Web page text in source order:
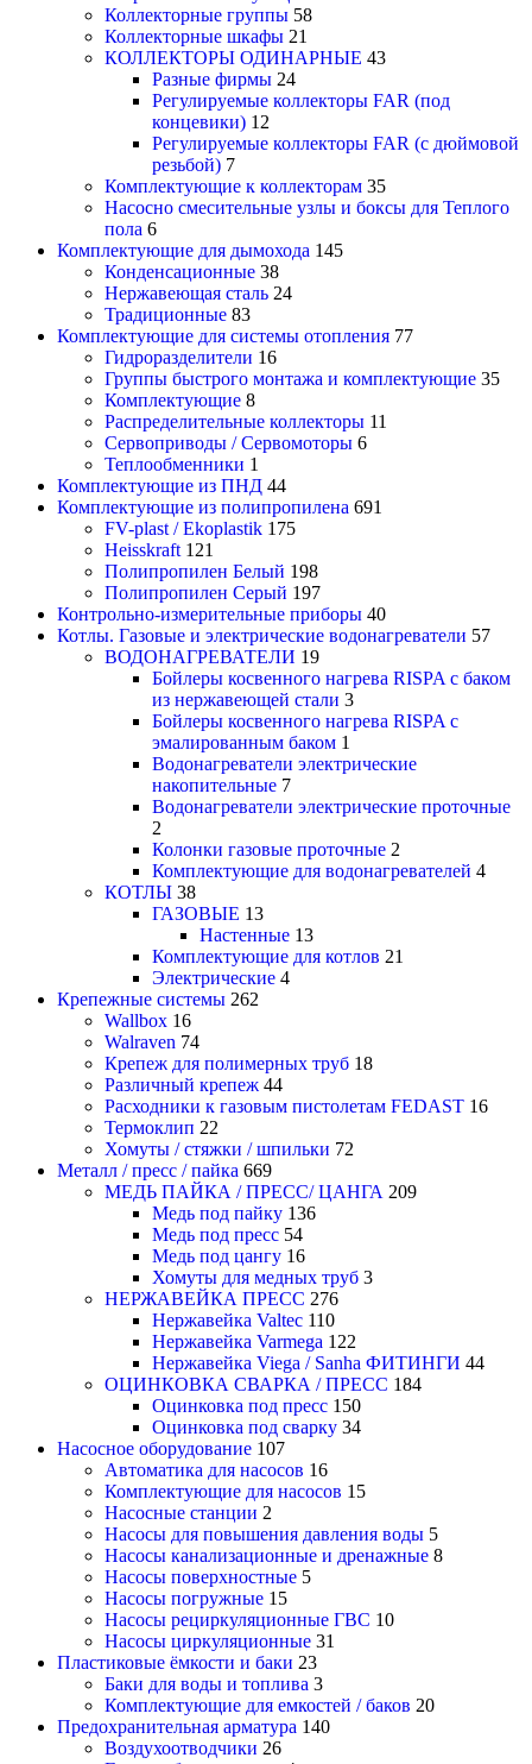
Коллекторные группы 58
Коллекторные шкафы 21
КОЛЛЕКТОРЫ ОДИНАРНЫЕ 43
Разные фирмы 24
Регулируемые коллекторы FAR (под
концевики) 12
Регулируемые коллекторы FAR (с дюймовой
резьбой) 7
Комплектующие к коллекторам 35
Насосно смесительные узлы и боксы для Теплого
пола 6
Комплектующие для дымохода 145
Конденсационные 38
Нержавеющая сталь 24
Традиционные 83
Комплектующие для системы отопления 77
Гидроразделители 16
Группы быстрого монтажа и комплектующие 35
Комплектующие 8
Распределительные коллекторы 11
Сервоприводы / Сервомоторы 6
Теплообменники 1
Комплектующие из ПНД 44
Комплектующие из полипропилена 691
FV-plast / Ekoplastik 175
Heisskraft 121
Полипропилен Белый 198
Полипропилен Серый 197
Контрольно-измерительные приборы 40
Котлы. Газовые и электрические водонагреватели 57
ВОДОНАГРЕВАТЕЛИ 19
Бойлеры косвенного нагрева RISPA с баком
из нержавеющей стали 3
Бойлеры косвенного нагрева RISPA с
эмалированным баком 1
Водонагреватели электрические
накопительные 7
Водонагреватели электрические проточные
2
Колонки газовые проточные 2
Комплектующие для водонагревателей 4
КОТЛЫ 38
ГАЗОВЫЕ 13
Настенные 13
Комплектующие для котлов 21
Электрические 4
Крепежные системы 262
Wallbox 16
Walraven 74
Крепеж для полимерных труб 18
Различный крепеж 44
Расходники к газовым пистолетам FEDAST 16
Термоклип 22
Хомуты / стяжки / шпильки 72
Металл / пресс / пайка 669
МЕДЬ ПАЙКА / ПРЕСС/ ЦАНГА 209
Медь под пайку 136
Медь под пресс 54
Медь под цангу 16
Хомуты для медных труб 3
НЕРЖАВЕЙКА ПРЕСС 276
Нержавейка Valtec 110
Нержавейка Varmega 122
Нержавейка Viega / Sanha ФИТИНГИ 44
ОЦИНКОВКА СВАРКА / ПРЕСС 184
Оцинковка под пресс 150
Оцинковка под сварку 34
Насосное оборудование 107
Автоматика для насосов 16
Комплектующие для насосов 15
Насосные станции 2
Насосы для повышения давления воды 5
Насосы канализационные и дренажные 8
Насосы поверхностные 5
Насосы погружные 15
Насосы рециркуляционные ГВС 10
Насосы циркуляционные 31
Пластиковые ёмкости и баки 23
Баки для воды и топлива 3
Комплектующие для емкостей / баков 20
Предохранительная арматура 140
Воздухоотводчики 26